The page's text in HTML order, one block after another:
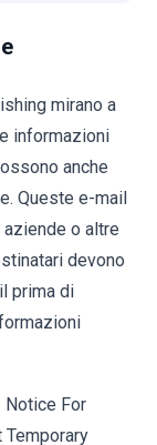
mirano a
informazioni
anche
Queste e-mail
o altre
devono
prima di
Notice For
Temporary